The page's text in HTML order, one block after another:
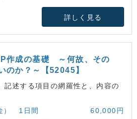
詳しく見る
作成の基礎 ～何故、その
のか？～【52045】
記述する項目の網羅性と、内容の
） 1日間
60,000円